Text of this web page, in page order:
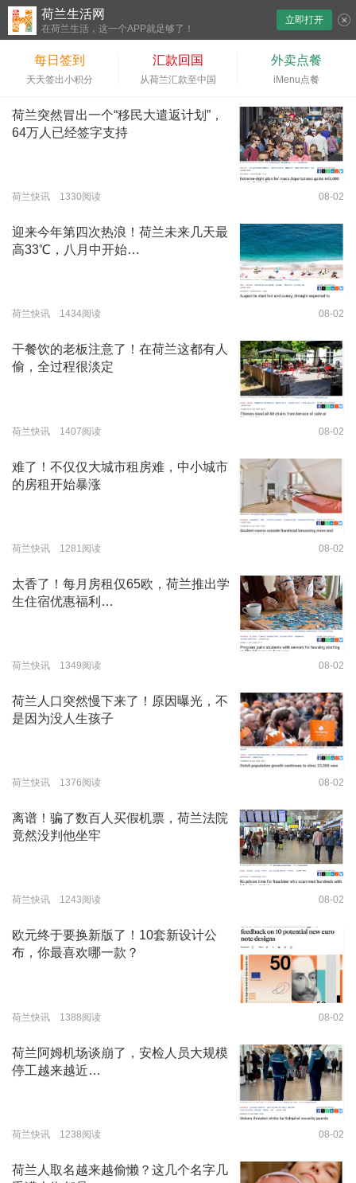
荷兰生活网
在荷兰生活，这一个APP就足够了！
立即打开
每日签到
天天签出小积分
汇款回国
从荷兰汇款至中国
外卖点餐
iMenu点餐
荷兰突然冒出一个“移民大遣返计划”，
64万人已经签字支持
荷兰快讯 1330阅读 08-02
迎来今年第四次热浪！荷兰未来几天最
高33℃，八月中开始…
荷兰快讯 1434阅读 08-02
干餐饮的老板注意了！在荷兰这都有人
偷，全过程很淡定
荷兰快讯 1407阅读 08-02
难了！不仅仅大城市租房难，中小城市
的房租开始暴涨
荷兰快讯 1281阅读 08-02
太香了！每月房租仅65欧，荷兰推出学
生住宿优惠福利…
荷兰快讯 1349阅读 08-02
荷兰人口突然慢下来了！原因曝光，不
是因为没人生孩子
荷兰快讯 1376阅读 08-02
离谱！骗了数百人买假机票，荷兰法院
竟然没判他坐牢
荷兰快讯 1243阅读 08-02
欧元终于要换新版了！10套新设计公
布，你最喜欢哪一款？
荷兰快讯 1388阅读 08-02
荷兰阿姆机场谈崩了，安检人员大规模
停工越来越近…
荷兰快讯 1238阅读 08-02
荷兰人取名越来越偷懒？这几个名字几